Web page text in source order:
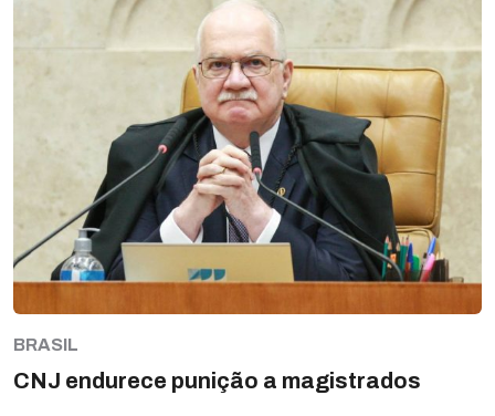
BRASIL
CNJ endurece punição a magistrados